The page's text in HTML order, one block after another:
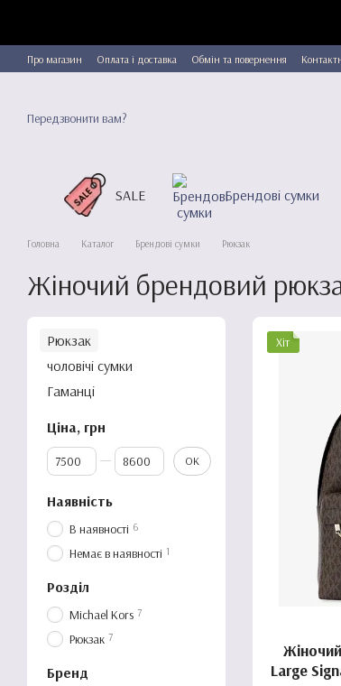
Про магазин Оплата і доставка Обмін та повернення
Передзвонити вам?
SALE Брендові сумки
Головна Каталог Брендові сумки Рюкзак
Жіночий брендовий
Хіт
Large
Рюкзак
чоловічі сумки
Гаманці
Ціна, грн
Від Ціна, грн
До Ціна, грн ОК
Наявність
В наявності 6
Немає в наявності 1
Розділ
Michael Kors 7
Рюкзак 7
Бренд